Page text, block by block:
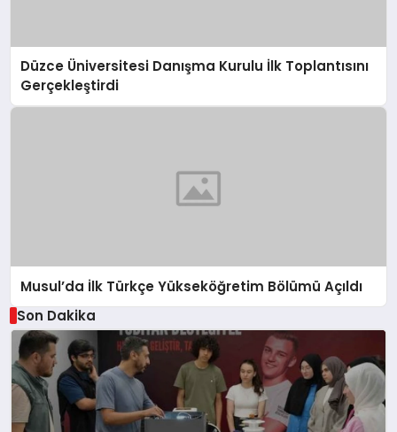
Düzce Üniversitesi Danışma Kurulu İlk Toplantısını
Gerçekleştirdi
Musul’da İlk Türkçe Yükseköğretim Bölümü Açıldı
Son Dakika